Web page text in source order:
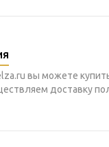
вы можете
доставку